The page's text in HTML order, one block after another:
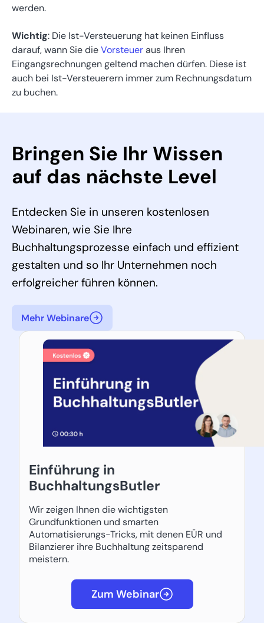
werden.
Wichtig: Die Ist-Versteuerung hat keinen Einfluss
darauf, wann Sie dieVorsteueraus Ihren
Eingangsrechnungen geltend machen dürfen. Diese ist
auch bei Ist-Versteuerern immer zum Rechnungsdatum
zu buchen.
Bringen Sie Ihr Wissen
auf das nächste Level
Entdecken Sie in unseren kostenlosen
Webinaren, wie Sie Ihre
Buchhaltungsprozesse einfach und effizient
gestalten und so Ihr Unternehmen noch
erfolgreicher führen können.
Mehr Webinare
Einführung in
BuchhaltungsButler
Wir zeigen Ihnen die wichtigsten
Grundfunktionen und smarten
Automatisierungs-Tricks, mit denen EÜR und
Bilanzierer ihre Buchhaltung zeitsparend
meistern.
Zum Webinar